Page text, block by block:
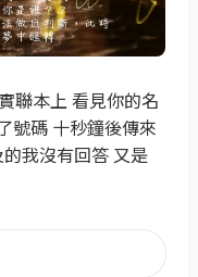
聯本上 看見你的名
號碼 十秒鐘後傳來
我沒有回答 又是